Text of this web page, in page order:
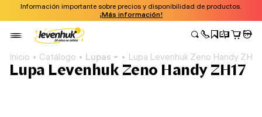
Información importante sobre precios y disponibilidad de productos.
¡Más información!
Inicio Catálogo Lupas Lupa Levenhuk Zeno Handy ZH17
Lupa Levenhuk Zeno Handy ZH17